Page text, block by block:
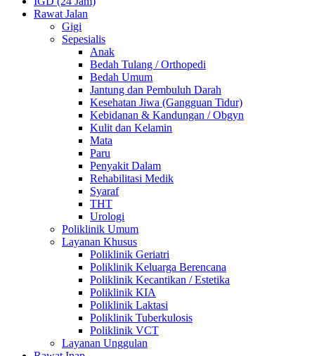
Rawat Jalan
Gigi
Sepesialis
Anak
Bedah Tulang / Orthopedi
Bedah Umum
Jantung dan Pembuluh Darah
Kesehatan Jiwa (Gangguan Tidur)
Kebidanan & Kandungan / Obgyn
Kulit dan Kelamin
Mata
Paru
Penyakit Dalam
Rehabilitasi Medik
Syaraf
THT
Urologi
Poliklinik Umum
Layanan Khusus
Poliklinik Geriatri
Poliklinik Keluarga Berencana
Poliklinik Kecantikan / Estetika
Poliklinik KIA
Poliklinik Laktasi
Poliklinik Tuberkulosis
Poliklinik VCT
Layanan Unggulan